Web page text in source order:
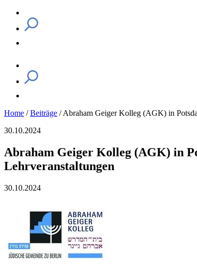
Home /Beiträge /Abraham Geiger Kolleg (AGK) in
30.10.2024
Abraham Geiger Kolleg (AGK) in
Lehrveranstaltungen
30.10.2024